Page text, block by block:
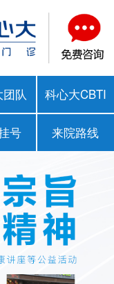
队 科心大CBTI
号 来院路线